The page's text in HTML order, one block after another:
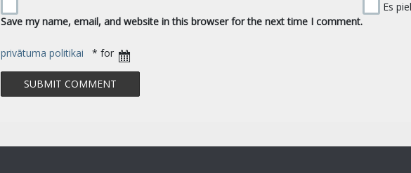
Save my name, email, and website in this browser for the next time I comment.
Es
privātuma politikai * for